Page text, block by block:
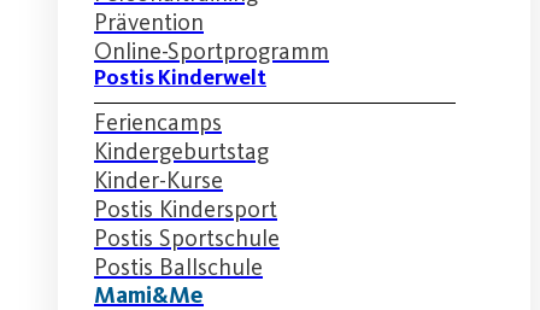
Prävention
Online-Sportprogramm
Postis Kinderwelt
Feriencamps
Kindergeburtstag
Kinder-Kurse
Postis Kindersport
Postis Sportschule
Postis Ballschule
Mami&Me